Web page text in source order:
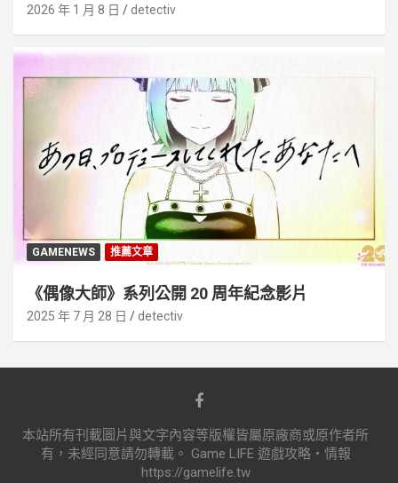
2026 年 1 月 8 日 detectiv
GAMENEWS 推薦文章
《偶像大師》系列公開 20 周年紀念影片
2025 年 7 月 28 日 detectiv
本站所有刊載圖片與文字內容等版權皆屬原廠商或原作者所
有，未經同意請勿轉載。 Game LIFE 遊戲攻略‧情報
https://gamelife.tw